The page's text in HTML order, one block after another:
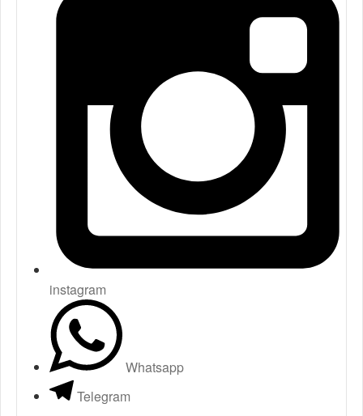
instagram
Whatsapp
Telegram